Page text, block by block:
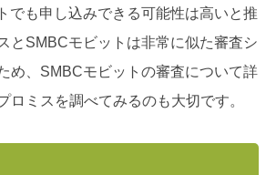
でも申し込みできる可能性は高いと推
とSMBCモビットは非常に似た審査シ
め、SMBCモビットの審査について詳
ロミスを調べてみるのも大切です。